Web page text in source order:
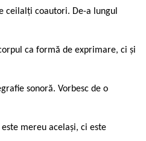
ceilalți coautori. De-a lungul
ca formă de exprimare, ci și
sonoră. Vorbesc de o
mereu același, ci este